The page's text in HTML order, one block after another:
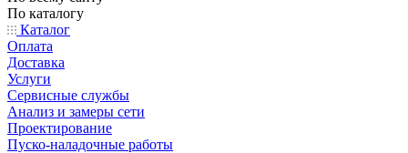
По каталогу
Каталог
Оплата
Доставка
Услуги
Сервисные службы
Анализ и замеры сети
Проектирование
Пуско-наладочные работы